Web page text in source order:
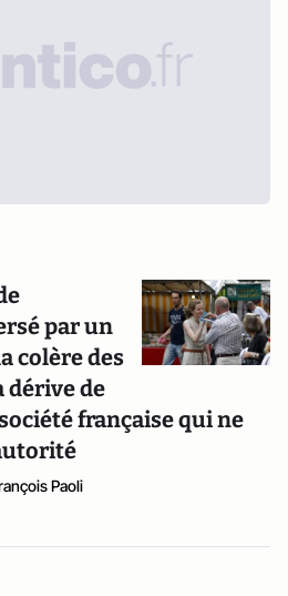
par un
colère des
dérive de
française qui ne
Paoli